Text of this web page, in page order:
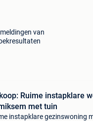
van
Ruime instapklare
met tuin
instapklare gezinswoning